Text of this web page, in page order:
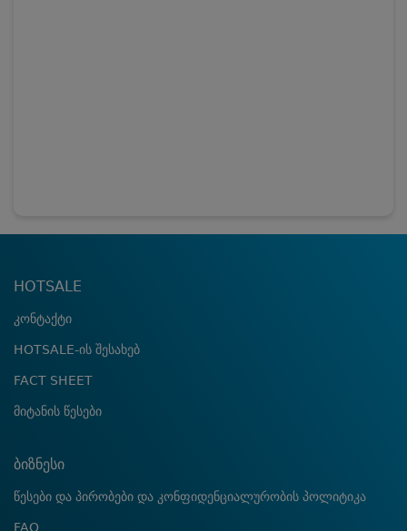
HOTSALE
კონტაქტი
HOTSALE-ის შესახებ
FACT SHEET
მიტანის წესები
ბიზნესი
წესები და პირობები და კონფიდენციალურობის პოლიტიკა
FAQ